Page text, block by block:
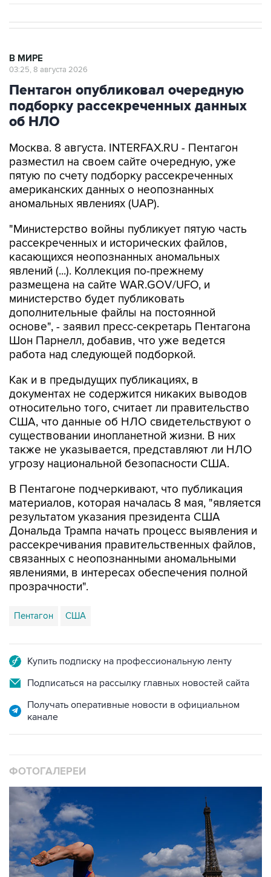
В МИРЕ
03:25, 8 августа 2026
Пентагон опубликовал очередную
подборку рассекреченных данных
об НЛО
Москва. 8 августа. INTERFAX.RU - Пентагон
разместил на своем сайте очередную, уже
пятую по счету подборку рассекреченных
американских данных о неопознанных
аномальных явлениях (UAP).
"Министерство войны публикует пятую часть
рассекреченных и исторических файлов,
касающихся неопознанных аномальных
явлений (...). Коллекция по-прежнему
размещена на сайте WAR.GOV/UFO, и
министерство будет публиковать
дополнительные файлы на постоянной
основе", - заявил пресс-секретарь Пентагона
Шон Парнелл, добавив, что уже ведется
работа над следующей подборкой.
Как и в предыдущих публикациях, в
документах не содержится никаких выводов
относительно того, считает ли правительство
США, что данные об НЛО свидетельствуют о
существовании инопланетной жизни. В них
также не указывается, представляют ли НЛО
угрозу национальной безопасности США.
В Пентагоне подчеркивают, что публикация
материалов, которая началась 8 мая, "является
результатом указания президента США
Дональда Трампа начать процесс выявления и
рассекречивания правительственных файлов,
связанных с неопознанными аномальными
явлениями, в интересах обеспечения полной
прозрачности".
Пентагон США
Купить подписку на профессиональную ленту
Подписаться на рассылку главных новостей сайта
Получать оперативные новости в официальном
канале
ФОТОГАЛЕРЕИ